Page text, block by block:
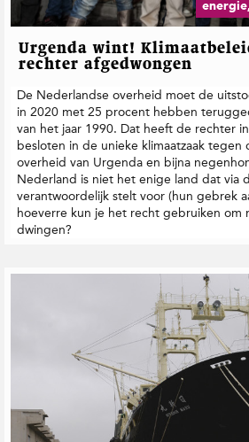
Urgenda wint!
rechter afgedwongen
De Nederlandse overheid moet de
in 2020 met 25 procent hebben
van het jaar 1990. Dat heeft de rechter
besloten in de unieke klimaatzaak tegen
overheid van Urgenda en bijna
Nederland is niet het enige land dat via
verantwoordelijk stelt voor (hun gebrek
hoeverre kun je het recht gebruiken om
dwingen?